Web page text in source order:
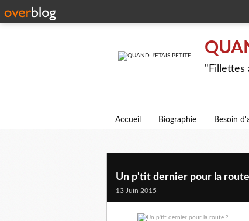
"Fillettes
Accueil Biographie Besoin
Un p'tit dernier pour la
13 Juin 2015